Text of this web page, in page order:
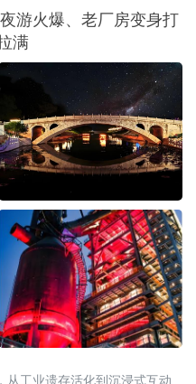
全国。文旅部启动的全国暑期
动、发放4.5亿元文旅补贴；
”规划》更明确
游火爆、老厂房变身打
满
从工业遗存活化到沉浸式互动